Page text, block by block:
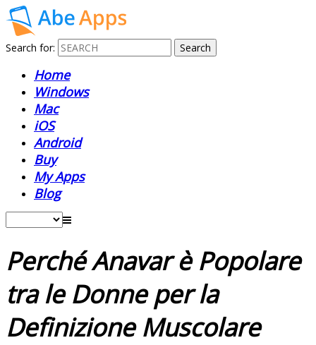
Search for:
Home
Windows
Mac
iOS
Android
Buy
My Apps
Blog
Perché Anavar è Popolare
tra le Donne per la
Definizione Muscolare